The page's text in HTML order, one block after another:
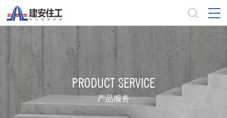
PRODUCT SERVICE
产品服务